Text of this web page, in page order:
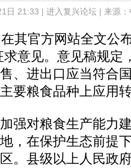
日 21:33 | 进入复兴论坛| 来源
官方网站全文公
意见。意见稿规定
、进出口应当符合
要粮食品种上应用
对粮食生产能力
，在保护生态前提
。县级以上人民政